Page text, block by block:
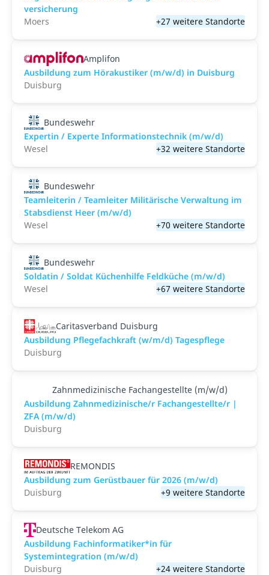
versicher­ung
Moers
+27 weitere Standorte
Amplifon
Ausbildung zum Hörakustiker (m/w/d) in Duisburg
Duisburg
Bundeswehr
Expertin / Experte Informationstechnik (m/w/d)
Wesel
+32 weitere Standorte
Bundeswehr
Teamleiterin / Teamleiter Militärische Verwaltung im
Stabsdienst Heer (m/w/d)
Wesel
+70 weitere Standorte
Bundeswehr
Soldatin / Soldat Küchenhilfe Feldküche (m/w/d)
Wesel
+67 weitere Standorte
Caritasverband Duisburg
Ausbildung Pflegefachkraft (w/m/d) Tagespflege
Duisburg
Zahnmedizinische Fachangestellte (m/w/d)
Ausbildung Zahnmedizinische/r Fachangestellte/r |
ZFA (m/w/d)
Duisburg
REMONDIS
Ausbildung zum Gerüstbauer für 2026 (m/w/d)
Duisburg
+9 weitere Standorte
Deutsche Telekom AG
Ausbildung Fachinformatiker*in für
Systemintegration (m/w/d)
Duisburg
+24 weitere Standorte